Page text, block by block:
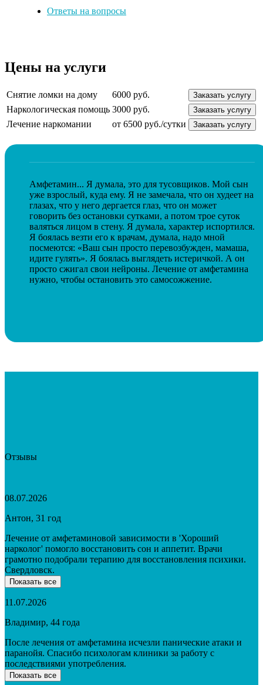
Ответы на вопросы
Цены на услуги
Снятие ломки на дому 6000 руб. Заказать услугу
Наркологическая помощь 3000 руб. Заказать услугу
Лечение наркомании от 6500 руб./сутки Заказать услугу
Амфетамин... Я думала, это для тусовщиков. Мой сын
уже взрослый, куда ему. Я не замечала, что он худеет на
глазах, что у него дергается глаз, что он может
говорить без остановки сутками, а потом трое суток
валяться лицом в стену. Я думала, характер испортился.
Я боялась везти его к врачам, думала, надо мной
посмеются: «Ваш сын просто перевозбужден, мамаша,
идите гулять». Я боялась выглядеть истеричкой. А он
просто сжигал свои нейроны. Лечение от амфетамина
нужно, чтобы остановить это самосожжение.
Отзывы
08.07.2026
Антон, 31 год
Лечение от амфетаминовой зависимости в 'Хороший
нарколог' помогло восстановить сон и аппетит. Врачи
грамотно подобрали терапию для восстановления психики.
Свердловск.
Показать все
11.07.2026
Владимир, 44 года
После лечения от амфетамина исчезли панические атаки и
паранойя. Спасибо психологам клиники за работу с
последствиями употребления.
Показать все